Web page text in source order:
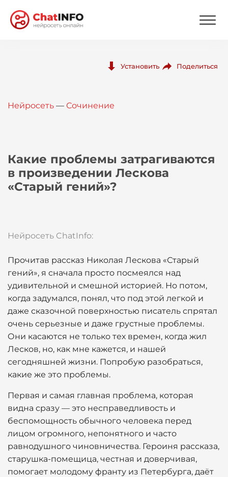
Вход
Установить Поделиться
Нейросеть — Сочинение
Какие проблемы затрагиваются
в произведении Лескова
«Старый гений»?
Нейросеть ChatInfo:
Прочитав рассказ Николая Лескова «Старый
гений», я сначала просто посмеялся над
удивительной и смешной историей. Но потом,
когда задумался, понял, что под этой легкой и
даже сказочной поверхностью писатель спрятал
очень серьезные и даже грустные проблемы.
Они касаются не только тех времен, когда жил
Лесков, но, как мне кажется, и нашей
сегодняшней жизни. Попробую разобраться,
какие же это проблемы.
Первая и самая главная проблема, которая
видна сразу — это несправедливость и
беспомощность обычного человека перед
лицом огромного, непонятного и часто
равнодушного чиновничества. Героиня рассказа,
старушка-помещица, честная и доверчивая,
помогает молодому франту из Петербурга, даёт